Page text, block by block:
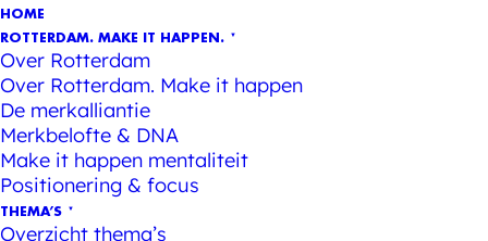
HOME
ROTTERDAM. MAKE IT HAPPEN.
Over Rotterdam
Over Rotterdam. Make it happen
De merkalliantie
Merkbelofte & DNA
Make it happen mentaliteit
Positionering & focus
THEMA’S
Overzicht thema’s